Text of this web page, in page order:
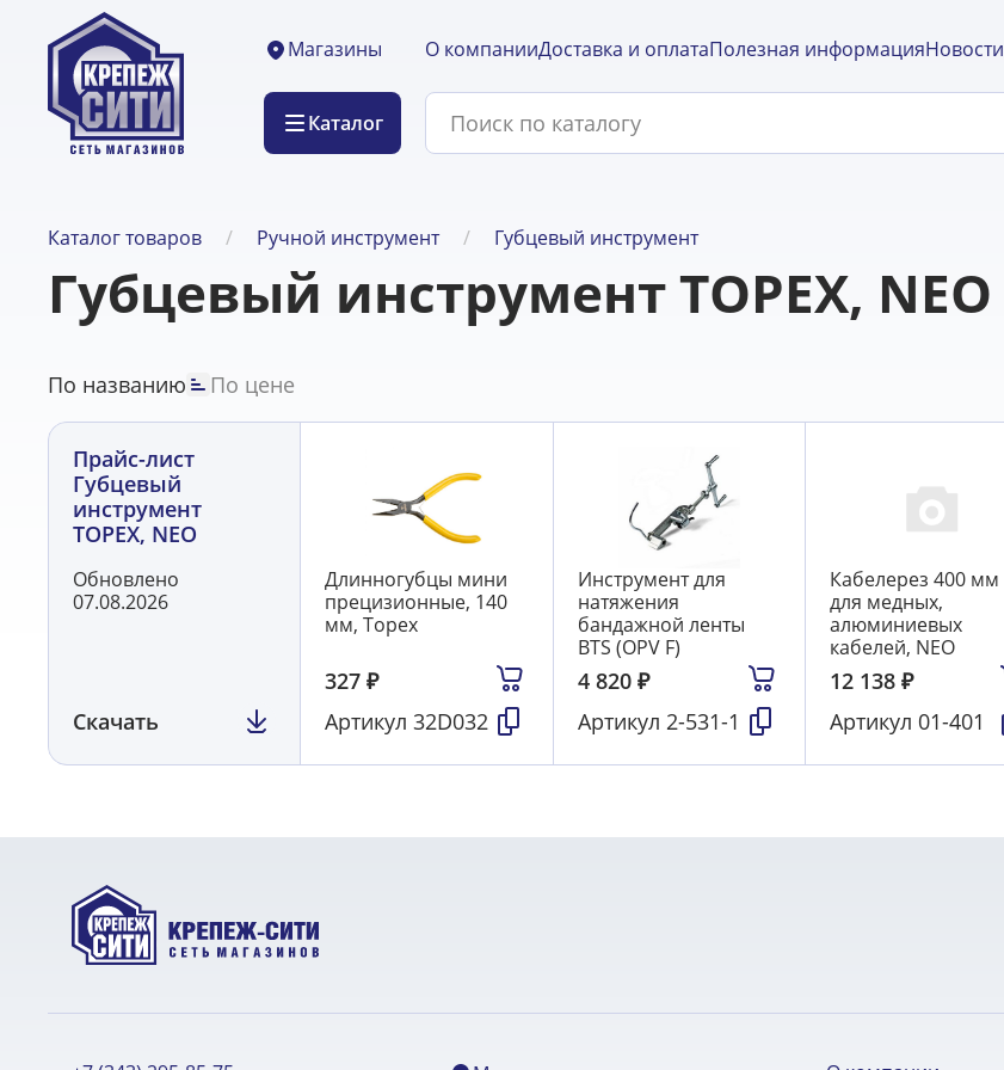
Магазины
Каталог
О компанииДоставка и оплатаПолезная информацияНовости
Каталог товаров Ручной инструмент Губцевый инструмент
Губцевый инструмент TOPEX, NEO
По названию По цене
Прайс-лист
Губцевый
инструмент
TOPEX, NEO
Обновлено
07.08.2026
Скачать
Длинногубцы мини
прецизионные, 140
мм, Topex
327₽
Артикул32D032
Инструмент для
натяжения
бандажной ленты
BTS (OPV F)
4 820 ₽
Артикул 2-531-1
Кабелерез 400 мм
для медных,
алюминиевых
кабелей, NEO
12 138 ₽
Артикул 01-401